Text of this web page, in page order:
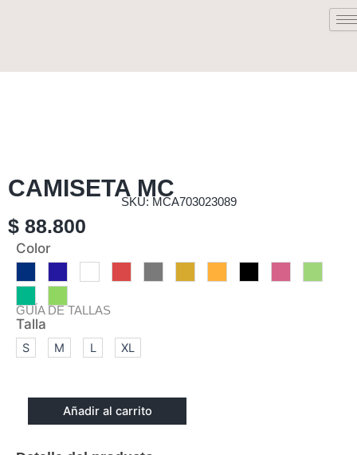
CAMISETA MC
SKU: MCA703023089
$ 88.800
Color
Talla
S M L XL
CAMISETA
MC
cantidad
Añadir al carrito
GUÍA DE TALLAS